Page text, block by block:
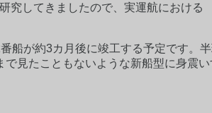
究してきましたので、実運航における
船が約3カ月後に竣工する予定です。
見たこともないような新船型に身震い